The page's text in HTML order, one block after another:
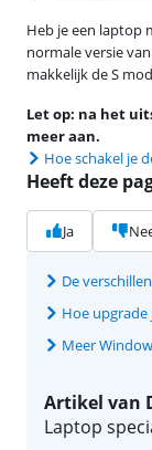
Heb je een laptop
normale versie
makkelijk de S
Let op: na het
meer aan.
Hoe schakel je
Heeft deze
Ja
De
Hoe
Meer
Artikel van
Laptop